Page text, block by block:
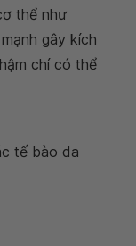
thể như
gây kích
chí có thể
tế bào da